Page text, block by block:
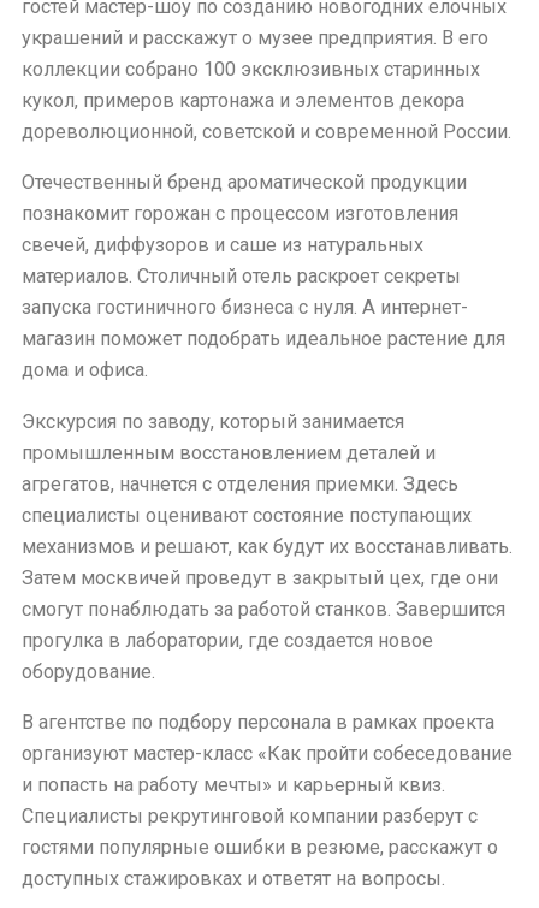
гостей мастер-шоу по созданию новогодних елочных
украшений и расскажут о музее предприятия. В его
коллекции собрано 100 эксклюзивных старинных
кукол, примеров картонажа и элементов декора
дореволюционной, советской и современной России.
Отечественный бренд ароматической продукции
познакомит горожан с процессом изготовления
свечей, диффузоров и саше из натуральных
материалов. Столичный отель раскроет секреты
запуска гостиничного бизнеса с нуля. А интернет-
магазин поможет подобрать идеальное растение для
дома и офиса.
Экскурсия по заводу, который занимается
промышленным восстановлением деталей и
агрегатов, начнется с отделения приемки. Здесь
специалисты оценивают состояние поступающих
механизмов и решают, как будут их восстанавливать.
Затем москвичей проведут в закрытый цех, где они
смогут понаблюдать за работой станков. Завершится
прогулка в лаборатории, где создается новое
оборудование.
В агентстве по подбору персонала в рамках проекта
организуют мастер-класс «Как пройти собеседование
и попасть на работу мечты» и карьерный квиз.
Специалисты рекрутинговой компании разберут с
гостями популярные ошибки в резюме, расскажут о
доступных стажировках и ответят на вопросы.